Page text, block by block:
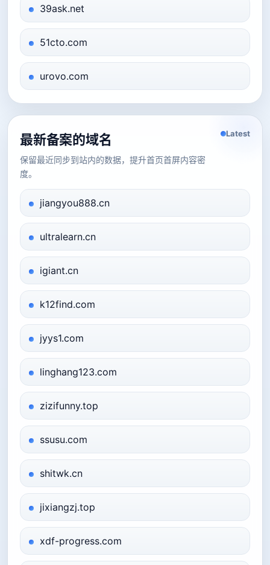
39ask.net
51cto.com
urovo.com
最新备案的域名
保留最近同步到站内的数据，提升首页首屏内容密
度。
Latest
jiangyou888.cn
ultralearn.cn
igiant.cn
k12find.com
jyys1.com
linghang123.com
zizifunny.top
ssusu.com
shitwk.cn
jixiangzj.top
xdf-progress.com